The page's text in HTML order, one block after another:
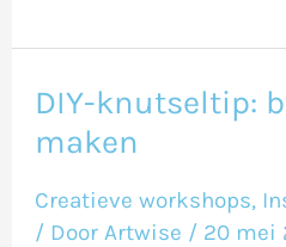
DIY-knutseltip:
maken
Creatieve workshops,
/ DoorArtwise / 20 mei
DIY-
knutseltip:
maken